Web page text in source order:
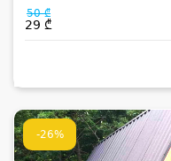
50 ₾
29 ₾
-26%